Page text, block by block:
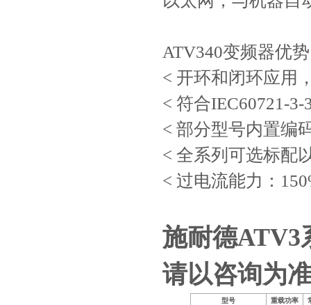
ATV340变频器优
< 开环和闭环应用
< 符合IEC60721-
< 部分型号内置编
< 全系列可选标配
< 过电流能力：
施耐德ATV3
请以咨询为
型号 重载功率